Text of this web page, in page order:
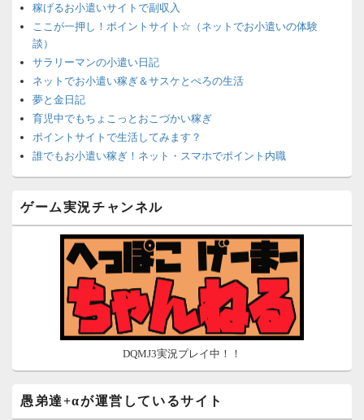
稼げるお小遣いサイトで副収入
ここが一押し！ポイントサイト☆（ネットでお小遣いの体験
談）
サラリーマンの小遣い日記
ネットでお小遣い稼ぎ＆サスケとぺろの生活
夢と金日記
育児中でもちょこっとおこづかい稼ぎ
ポイントサイトで生活してみます？
誰でもお小遣い稼ぎ！ネット・スマホでポイント内職
ネットで簡単にお小遣い稼ぎ☆安心・安全・リスクなし☆
ポイントがお金に！？-空いた時間でちょい稼ぎ-
在宅deお小遣い！～小銭だって集めれば諭吉になる～
ネット収入攻略ナビ
ポイントサイトは安全？危険？お小遣い稼ぎサイトの使い方ガ
ゲーム実況チャンネル
DQMJ3実況プレイ中！！
愚弟達+αが運営しているサイト